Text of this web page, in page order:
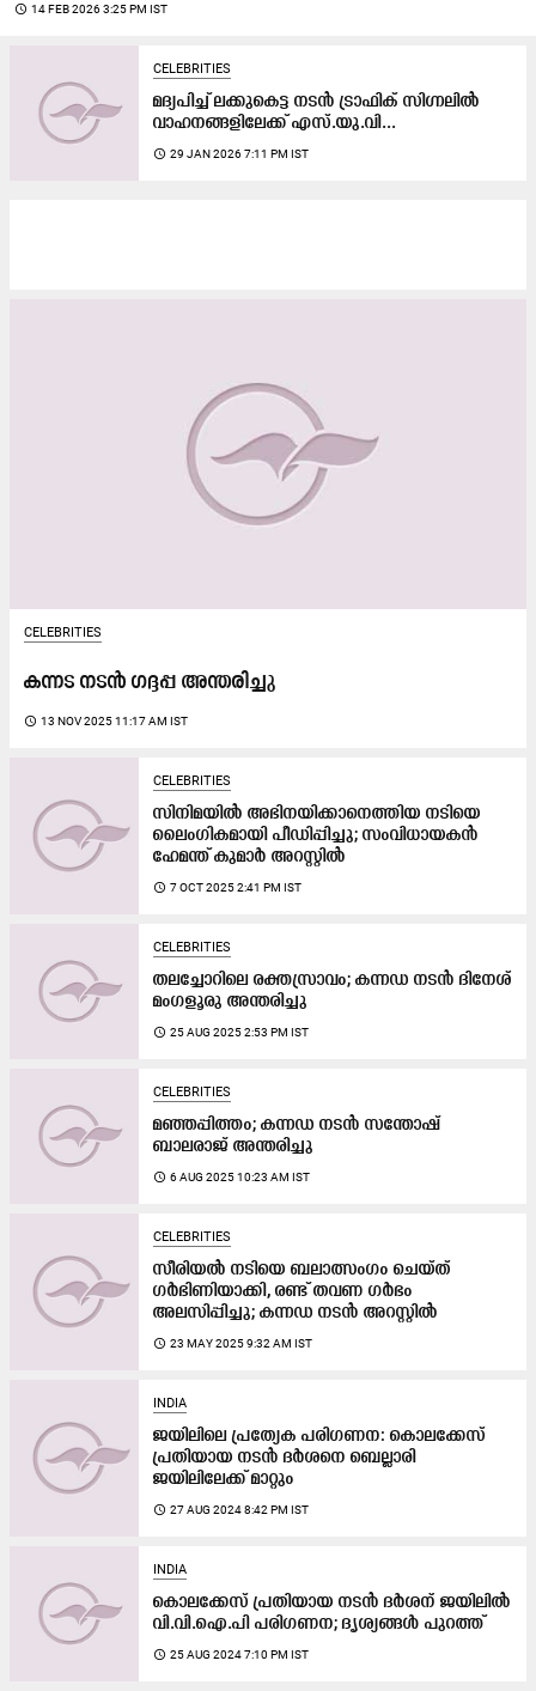
access_time 14 FEB 2026 3:25 PM IST
CELEBRITIES
മദ്യപിച്ച് ലക്കുകെട്ട നടൻ ട്രാഫിക് സിഗ്നലിൽ
വാഹനങ്ങളിലേക്ക് എസ്.യു.വി...
access_time 29 JAN 2026 7:11 PM IST
CELEBRITIES
ക​ന്ന​ട ന​ട​ൻ ഗ​ദ്ദ​പ്പ അ​ന്ത​രി​ച്ചു
access_time 13 NOV 2025 11:17 AM IST
CELEBRITIES
സിനിമയിൽ അഭിനയിക്കാനെത്തിയ നടിയെ
ലൈംഗികമായി പീഡിപ്പിച്ചു; സംവിധായകൻ
ഹേമന്ത് കുമാർ അറസ്റ്റിൽ
access_time 7 OCT 2025 2:41 PM IST
CELEBRITIES
തലച്ചോറിലെ രക്തസ്രാവം; കന്നഡ നടൻ ദിനേശ്
മംഗളൂരു അന്തരിച്ചു
access_time 25 AUG 2025 2:53 PM IST
CELEBRITIES
മഞ്ഞപ്പിത്തം; കന്നഡ നടൻ സന്തോഷ്
ബാലരാജ് അന്തരിച്ചു
access_time 6 AUG 2025 10:23 AM IST
CELEBRITIES
സീരിയൽ നടിയെ ബലാത്സംഗം ചെയ്ത്
ഗർഭിണിയാക്കി, രണ്ട് തവണ ഗർഭം
അലസിപ്പിച്ചു; കന്നഡ നടൻ അറസ്റ്റിൽ
access_time 23 MAY 2025 9:32 AM IST
INDIA
ജയിലിലെ പ്രത്യേക പരിഗണന: കൊലക്കേസ്
പ്രതിയായ നടൻ ദർശനെ ബെല്ലാരി
ജയിലിലേക്ക് മാറ്റും
access_time 27 AUG 2024 8:42 PM IST
INDIA
കൊലക്കേസ് പ്രതിയായ നടൻ ദർശന് ജയിലിൽ
വി.വി.ഐ.പി പരിഗണന; ദൃശ്യങ്ങൾ പുറത്ത്
access_time 25 AUG 2024 7:10 PM IST